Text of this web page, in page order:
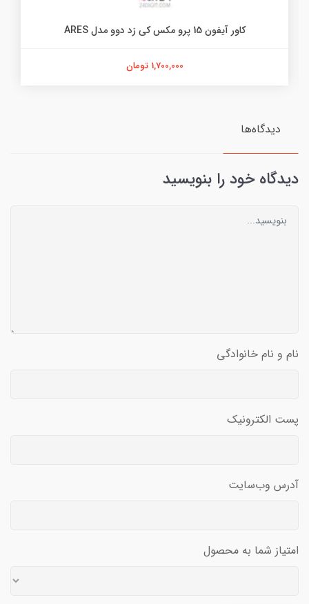
کاور آیفون 15 پرو مکس کی زد دوو مدل ARES
1,700,000 تومان
دیدگاه‌ها
دیدگاه خود را بنویسید
نام و نام خانوادگی
پست الکترونیک
آدرس وب‌سایت
امتیاز شما به محصول